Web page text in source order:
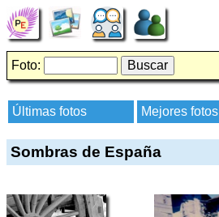
Foto:
Últimas fotos Mejores fotos
Sombras de España